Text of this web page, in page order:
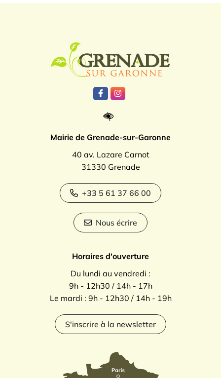
Lien vers le compte Facebook
Lien vers le compte
Mairie de Grenade-sur-Garonne
40 av. Lazare Carnot
31330 Grenade
+33 5 61 37 66 00
Nous écrire
Horaires d'ouverture
Du lundi au vendredi :
9h - 12h30 / 14h - 17h
Le mardi : 9h - 12h30 / 14h - 19h
S'inscrire à la newsletter